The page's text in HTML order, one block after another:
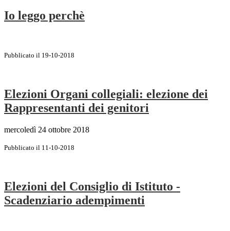
Io leggo perchè
Pubblicato il 19-10-2018
Elezioni Organi collegiali: elezione dei
Rappresentanti dei genitori
mercoledì 24 ottobre 2018
Pubblicato il 11-10-2018
Elezioni del Consiglio di Istituto -
Scadenziario adempimenti